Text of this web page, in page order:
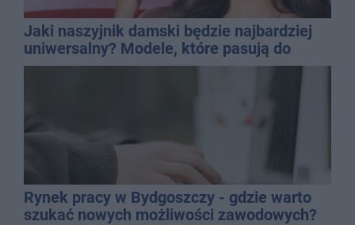
Jaki naszyjnik damski będzie najbardziej
uniwersalny? Modele, które pasują do
wielu stylizacji
Rynek pracy w Bydgoszczy - gdzie warto
szukać nowych możliwości zawodowych?